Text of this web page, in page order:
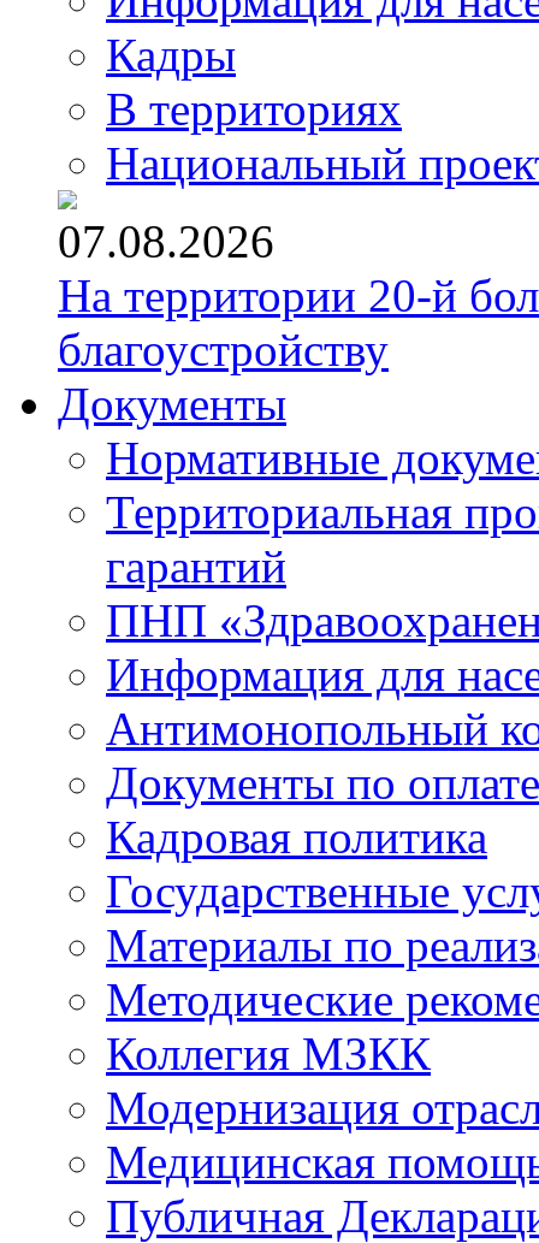
Кадры
В территориях
Национальный
07.08.2026
На территории 20-й
благоустройству
Документы
Нормативные
Территориальная
гарантий
ПНП
Информация для
Антимонопольный
Документы по
Кадровая политика
Государственные
Материалы по
Методические
Коллегия МЗКК
Модернизация
Медицинская
Публичная